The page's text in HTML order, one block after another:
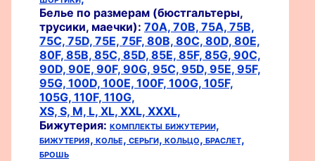
Белье по размерам (бюстгальтеры,
трусики, маечки): 70A, 70B, 75A, 75B,
75C, 75D, 75E, 75F, 80B, 80C, 80D, 80E,
80F, 85B, 85C, 85D, 85E, 85F, 85G, 90C,
90D, 90E, 90F, 90G, 95C, 95D, 95E, 95F,
95G, 100D, 100E, 100F, 100G, 105F,
105G, 110F, 110G,
XS, S, M, L, XL, XXL, XXXL,
Бижутерия: комплекты бижутерии,
бижутерия, колье, серьги, кольцо, браслет,
брошь